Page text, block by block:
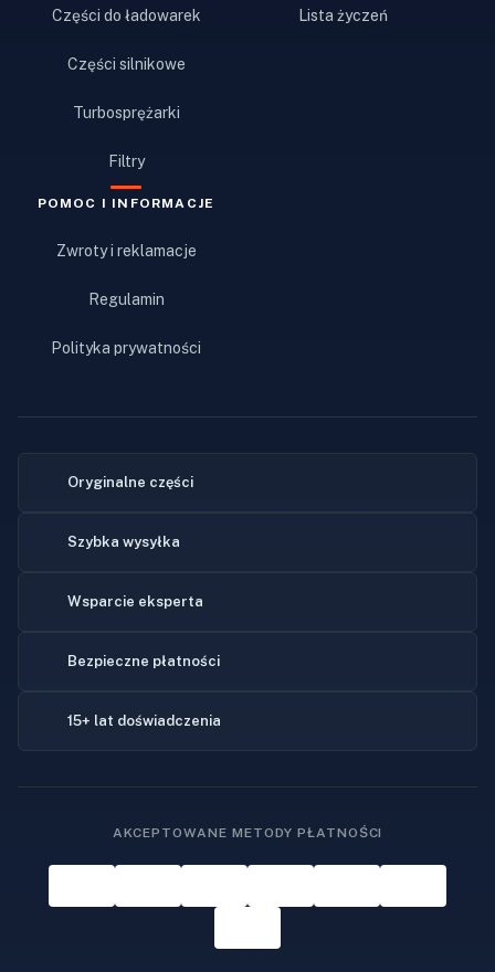
Części do ładowarek
Części silnikowe
Turbosprężarki
Filtry
Lista życzeń
POMOC I INFORMACJE
Zwroty i reklamacje
Regulamin
Polityka prywatności
Oryginalne części
Szybka wysyłka
Wsparcie eksperta
Bezpieczne płatności
15+ lat doświadczenia
AKCEPTOWANE METODY PŁATNOŚCI